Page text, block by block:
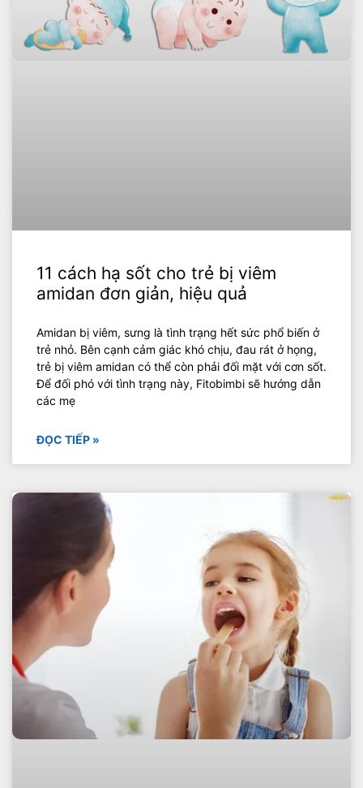
11 cách hạ sốt cho trẻ bị viêm
amidan đơn giản, hiệu quả
Amidan bị viêm, sưng là tình trạng hết sức phổ biến ở
trẻ nhỏ. Bên cạnh cảm giác khó chịu, đau rát ở họng,
trẻ bị viêm amidan có thể còn phải đối mặt với cơn sốt.
Để đối phó với tình trạng này, Fitobimbi sẽ hướng dẫn
các mẹ
ĐỌC TIẾP »